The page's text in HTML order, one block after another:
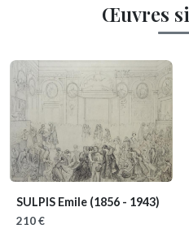
Œuvres
SULPIS Emile (1856 - 1943)
210 €